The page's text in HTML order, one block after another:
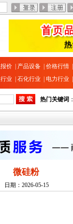
价 产品设备 价格行情
业 石化行业 电力行业
热门关键词
微硅粉
日期：2026-05-15